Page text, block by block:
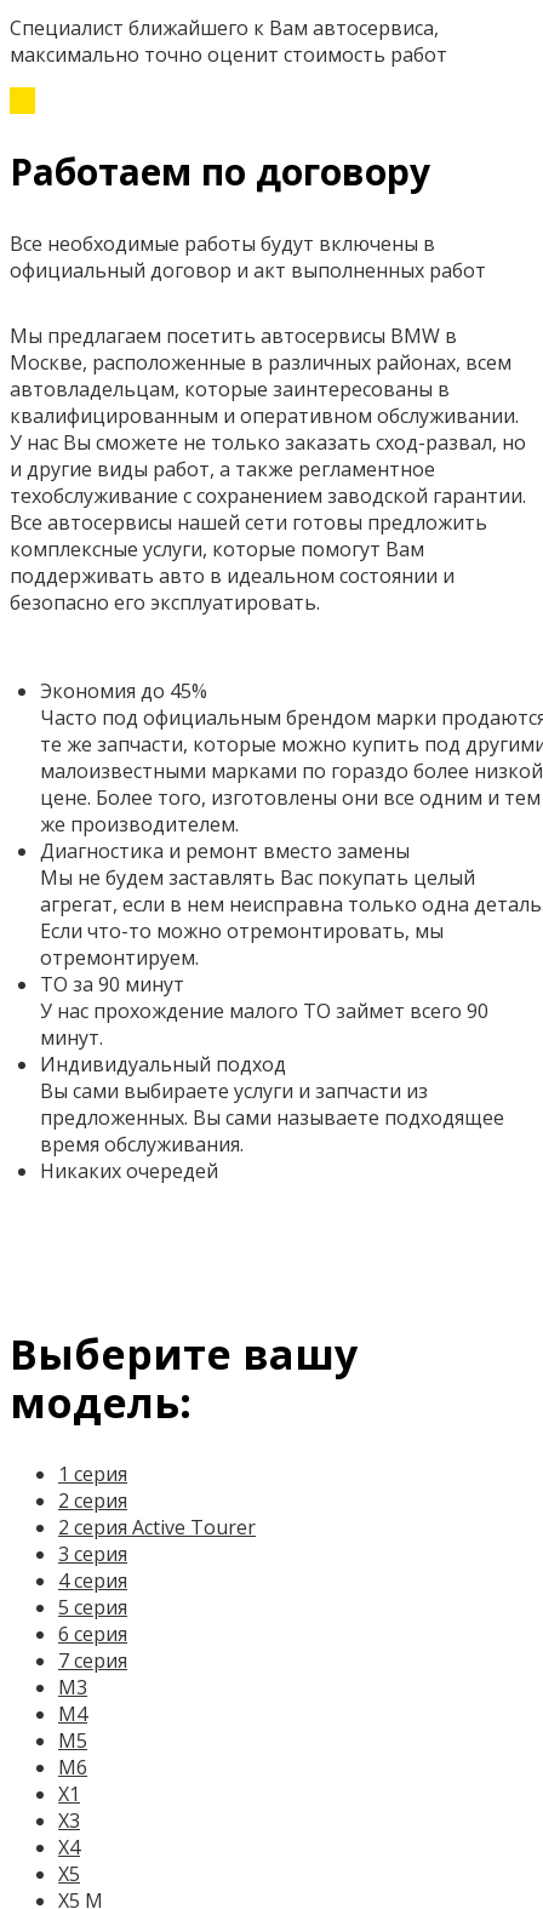
Специалист ближайшего к Вам автосервиса,
максимально точно оценит стоимость работ
Работаем по договору
Все необходимые работы будут включены в
официальный договор и акт выполненных работ
Мы предлагаем посетить автосервисы BMW в
Москве, расположенные в различных районах, всем
автовладельцам, которые заинтересованы в
квалифицированным и оперативном обслуживании.
У нас Вы сможете не только заказать сход-развал, но
и другие виды работ, а также регламентное
техобслуживание с сохранением заводской гарантии.
Все автосервисы нашей сети готовы предложить
комплексные услуги, которые помогут Вам
поддерживать авто в идеальном состоянии и
безопасно его эксплуатировать.
Экономия до 45%
Часто под официальным брендом марки
те же запчасти, которые можно купить под
малоизвестными марками по гораздо более низкой
цене. Более того, изготовлены они все одним и тем
же производителем.
Диагностика и ремонт вместо замены
Мы не будем заставлять Вас покупать целый
агрегат, если в нем неисправна только одна
Если что-то можно отремонтировать, мы
отремонтируем.
ТО за 90 минут
У нас прохождение малого ТО займет всего 90
минут.
Индивидуальный подход
Вы сами выбираете услуги и запчасти из
предложенных. Вы сами называете подходящее
время обслуживания.
Никаких очередей
Выберите вашу
модель:
1 серия
2 серия
2 серия Active Tourer
3 серия
4 серия
5 серия
6 серия
7 серия
M3
M4
M5
M6
X1
X3
X4
X5
X5 M